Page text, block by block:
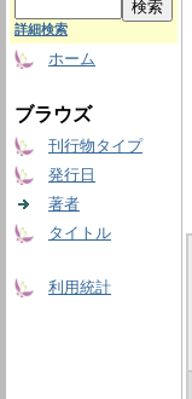
詳細検索
ホーム
ブラウズ
刊行物タイプ
発行日
著者
タイトル
利用統計